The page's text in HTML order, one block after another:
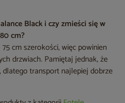
Black i czy zmieści się w
cm?
cm szerokości, więc powinien
drzwiach. Pamiętaj jednak, że
transport najlepiej dobrze